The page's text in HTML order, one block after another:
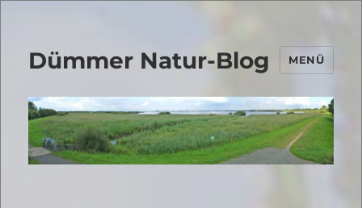
Dümmer Natur-Blog MENÜ